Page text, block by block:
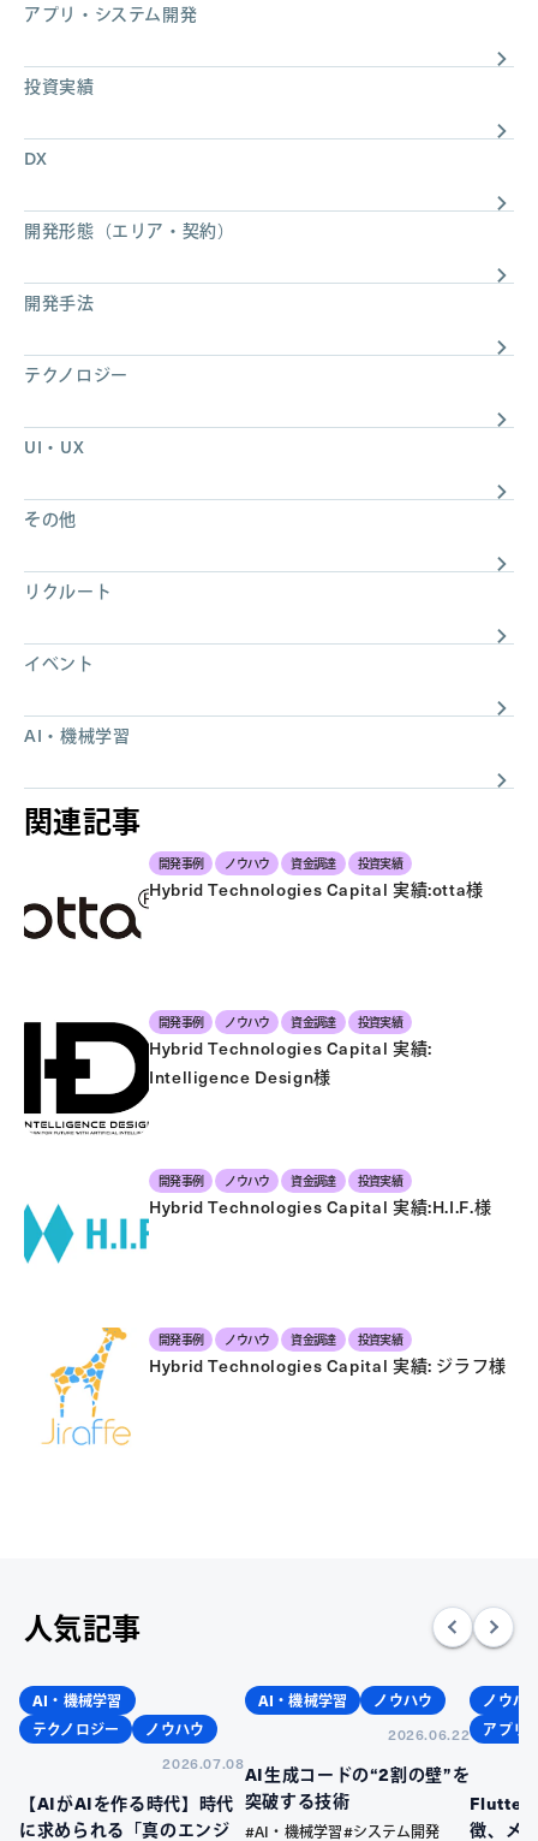
アプリ・システム開発
投資実績
DX
開発形態（エリア・契約）
開発手法
テクノロジー
UI・UX
その他
リクルート
イベント
AI・機械学習
関連記事
開発事例 ノウハウ 資金調達 投資実績
Hybrid Technologies Capital 実績:otta様
開発事例 ノウハウ 資金調達 投資実績
Hybrid Technologies Capital 実績:
Intelligence Design様
開発事例 ノウハウ 資金調達 投資実績
Hybrid Technologies Capital 実績:H.I.F.様
開発事例 ノウハウ 資金調達 投資実績
Hybrid Technologies Capital 実績: ジラフ様
人気記事
AI・機械学習
テクノロジー
ノウハウ
2026.07.08
【AIがAIを作る時代】時代
に求められる「真のエンジ
AI・機械学習 ノウハウ
2026.06.22
AI生成コードの“2割の壁”を
突破する技術
#AI・機械学習#システム開発
ノウハ
アプリ
Flutter
徴、メ